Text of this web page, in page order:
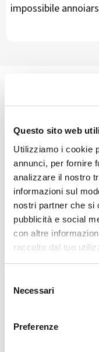
Questo sito web
Utilizziamo i cookie
annunci, per fornire
analizzare il nostro
informazioni sul
nostri partner che si
pubblicità e social
con altre
raccolto dal tuo
delNecessari
Preferenze
impossibile
🏘️ Scopri
Chiesa in